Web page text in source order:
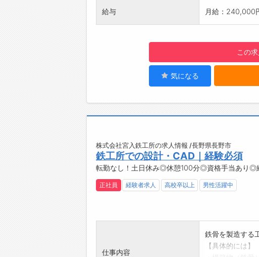
設計会社、建設
り残っていくこ
鉄骨事業におい
建築から超高
能となっていま
給与 月給：240,000
この
気になる
株式会社宮入鉄工所の求人情報 /長野県長野市
鉄工所での設計・CAD｜経験必須
転勤なし！土日休み◎休憩100分◎資格手当あり◎
正社員 経験者求人 高校卒以上 男性活躍中
仕事内容
鉄骨を製造する
【具体的には】